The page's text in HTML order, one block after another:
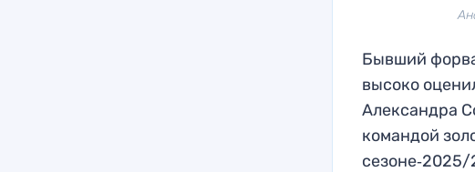
Бывший
высоко
Александра
командой
сезоне‑2025/